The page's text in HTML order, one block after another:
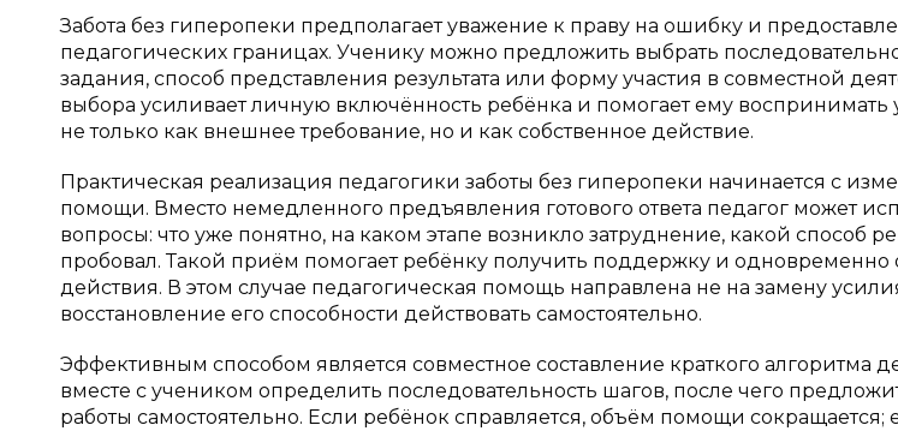
Забота без гиперопеки предполагает уважение к праву на ошибку и
педагогических границах. Ученику можно предложить выбрать
задания, способ представления результата или форму участия в совместной
выбора усиливает личную включённость ребёнка и помогает ему воспринимать
не только как внешнее требование, но и как собственное действие.
Практическая реализация педагогики заботы без гиперопеки начинается с
помощи. Вместо немедленного предъявления готового ответа педагог может
вопросы: что уже понятно, на каком этапе возникло затруднение, какой способ
пробовал. Такой приём помогает ребёнку получить поддержку и одновременно
действия. В этом случае педагогическая помощь направлена не на замену
восстановление его способности действовать самостоятельно.
Эффективным способом является совместное составление краткого алгоритма
вместе с учеником определить последовательность шагов, после чего
работы самостоятельно. Если ребёнок справляется, объём помощи сокращается;